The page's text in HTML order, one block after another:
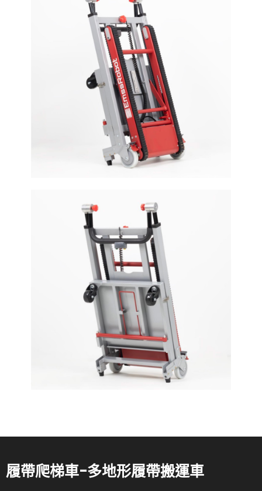
履帶爬梯車-多地形履帶搬運車